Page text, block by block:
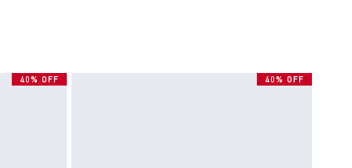
40% OFF 40% OFF